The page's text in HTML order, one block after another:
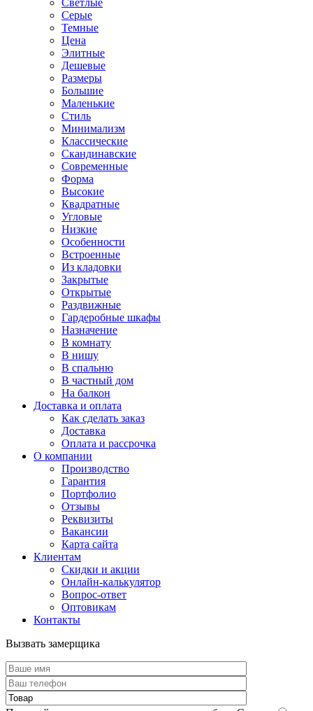
Светлые
Серые
Темные
Цена
Элитные
Дешевые
Размеры
Большие
Маленькие
Стиль
Минимализм
Классические
Скандинавские
Современные
Форма
Высокие
Квадратные
Угловые
Низкие
Особенности
Встроенные
Из кладовки
Закрытые
Открытые
Раздвижные
Гардеробные шкафы
Назначение
В комнату
В нишу
В спальню
В частный дом
На балкон
Доставка и оплата
Как сделать заказ
Доставка
Оплата и рассрочка
О компании
Производство
Гарантия
Портфолио
Отзывы
Реквизиты
Вакансии
Карта сайта
Клиентам
Скидки и акции
Онлайн-калькулятор
Вопрос-ответ
Оптовикам
Контакты
Вызвать замерщика